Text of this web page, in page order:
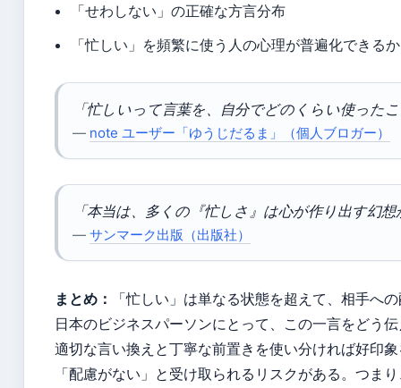
「せわしない」の正確な方言分布
「忙しい」を頻繁に使う人の心理が普遍化できるか
「忙しいって言葉を、自分でどのくらい使った
— note ユーザー「ゆうじだるま」（個人ブロガー）
「本当は、多くの『忙しさ』は心が作り出す幻
— サンマーク出版（出版社）
まとめ：
「忙しい」は単なる状態を超えて、相手へ
日本のビジネスパーソンにとって、この一言をどう
適切な言い換えと丁寧な前置きを使い分ければ好印
「配慮がない」と受け取られるリスクがある。つま